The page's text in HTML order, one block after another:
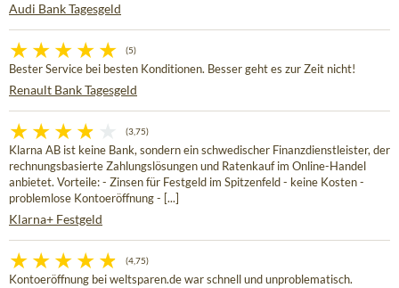
Audi Bank Tagesgeld
(5)
Bester Service bei besten Konditionen. Besser geht es zur Zeit nicht!
Renault Bank Tagesgeld
(3,75)
Klarna AB ist keine Bank, sondern ein schwedischer Finanzdienstleister, der
rechnungsbasierte Zahlungslösungen und Ratenkauf im Online-Handel
anbietet. Vorteile: - Zinsen für Festgeld im Spitzenfeld - keine Kosten -
problemlose Kontoeröffnung - [...]
Klarna+ Festgeld
(4,75)
Kontoeröffnung bei weltsparen.de war schnell und unproblematisch.